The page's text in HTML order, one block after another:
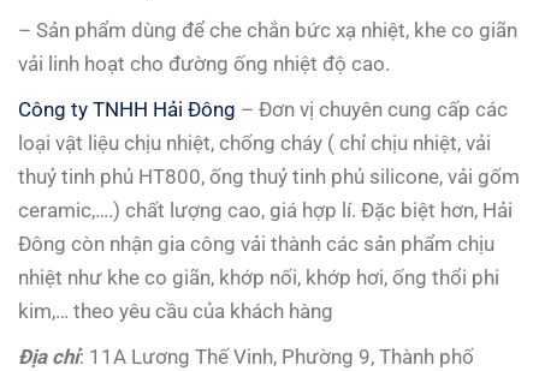
– Sản phẩm dùng để che chắn bức xạ nhiệt, khe co giãn
vải linh hoạt cho đường ống nhiệt độ cao.
Công ty TNHH Hải Đông – Đơn vị chuyên cung cấp các
loại vật liệu chịu nhiệt, chống cháy ( chỉ chịu nhiệt, vải
thuỷ tinh phủ HT800, ống thuỷ tinh phủ silicone, vải gốm
ceramic,….) chất lượng cao, giá hợp lí. Đặc biệt hơn, Hải
Đông còn nhận gia công vải thành các sản phẩm chịu
nhiệt như khe co giãn, khớp nối, khớp hơi, ống thổi phi
kim,… theo yêu cầu của khách hàng
Địa chỉ: 11A Lương Thế Vinh, Phường 9, Thành phố